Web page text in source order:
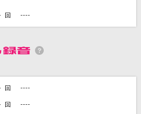
自宅でカラオケ歌い放題！
回 ----
回 ----
回 ----